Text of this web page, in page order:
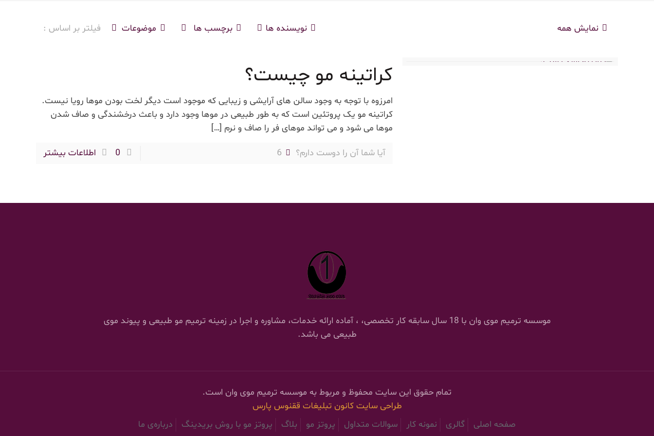
فیلتر بر اساس : موضوعات برچسب ها نویسنده ها نمایش همه
کراتینه مو چیست؟
امرزوه با توجه به وجود سالن های آرایشی و زیبایی که موجود است دیگر لخت بودن موها رویا نیست.
کراتینه مو یک پروتئین است که به طور طبیعی در موها وجود دارد و باعث درخشندگی و صاف شدن
موها می شود و می تواند موهای فر را صاف و نرم […]
آیا شما آن را دوست دارم؟ 6
0 اطلاعات بیشتر
موسسه ترمیم موی وان با 18 سال سابقه کار تخصصی، ، آماده ارائه خدمات، مشاوره و اجرا در زمینه ترمیم مو طبیعی و پیوند موی
طبیعی می باشد.
تمام حقوق این سایت محفوظ و مربوط به موسسه ترمیم موی وان است.
طراحی سایت کانون تبلیغات ققنوس پارس
صفحه اصلی
گالری نمونه کار سوالات متداول پروتز مو بلاگ پروتز مو با روش بریدینگ درباره‌ی ما